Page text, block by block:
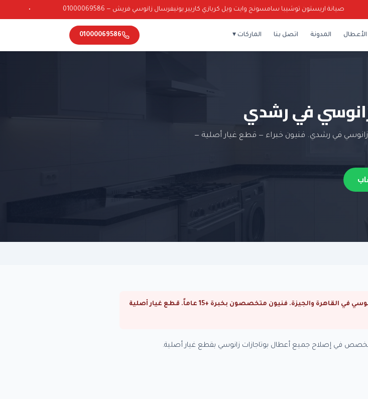
صيانة اريستون توشيبا سامسونج وايت ويل كريازي كاريير يونيفرسال زانوسي فريش — 01000069586
الأعطال المدونة اتصل بنا الماركات ▾ 01000069586
زانوسي في رشدي
في رشدي. فنيون خبراء — قطع غيار أصلية —
⚠ صيانة بوتاجازات زانوسي في رشدي. صيانة بوتاجازات زانوسي في القاهرة والجيزة. فنيون متخصصون بخبرة +15 عاماً. قطع غيار أصلية
في إصلاح جميع أعطال بوتاجازات زانوسي بقطع غيار أصلية.